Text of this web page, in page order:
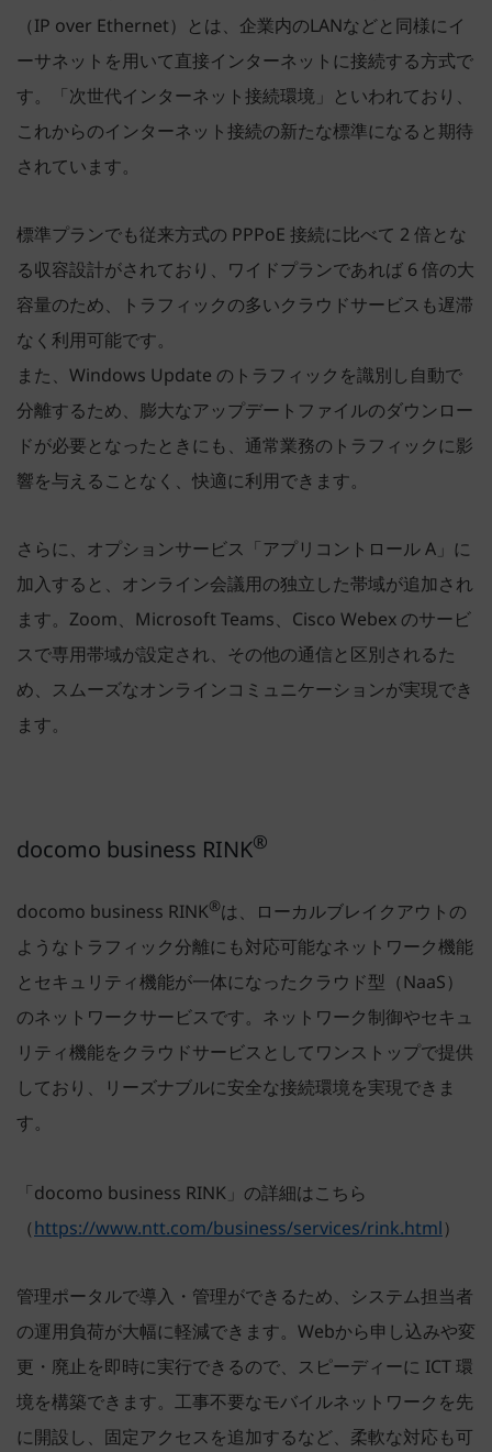
（IP over Ethernet）とは、企業内のLANなどと同様にイ
ーサネットを用いて直接インターネットに接続する方式で
す。「次世代インターネット接続環境」といわれており、
これからのインターネット接続の新たな標準になると期待
されています。
標準プランでも従来方式の PPPoE 接続に比べて 2 倍とな
る収容設計がされており、ワイドプランであれば 6 倍の大
容量のため、トラフィックの多いクラウドサービスも遅滞
なく利用可能です。
また、Windows Update のトラフィックを識別し自動で
分離するため、膨大なアップデートファイルのダウンロー
ドが必要となったときにも、通常業務のトラフィックに影
響を与えることなく、快適に利用できます。
さらに、オプションサービス「アプリコントロール A」に
加入すると、オンライン会議用の独立した帯域が追加され
ます。Zoom、Microsoft Teams、Cisco Webex のサービ
スで専用帯域が設定され、その他の通信と区別されるた
め、スムーズなオンラインコミュニケーションが実現でき
ます。
docomo business RINK®
docomo business RINK®は、ローカルブレイクアウトの
ようなトラフィック分離にも対応可能なネットワーク機能
とセキュリティ機能が一体になったクラウド型（NaaS）
のネットワークサービスです。ネットワーク制御やセキュ
リティ機能をクラウドサービスとしてワンストップで提供
しており、リーズナブルに安全な接続環境を実現できま
す。
「docomo business RINK」の詳細はこちら
（https://www.ntt.com/business/services/rink.html）
管理ポータルで導入・管理ができるため、システム担当者
の運用負荷が大幅に軽減できます。Webから申し込みや変
更・廃止を即時に実行できるので、スピーディーに ICT 環
境を構築できます。工事不要なモバイルネットワークを先
に開設し、固定アクセスを追加するなど、柔軟な対応も可